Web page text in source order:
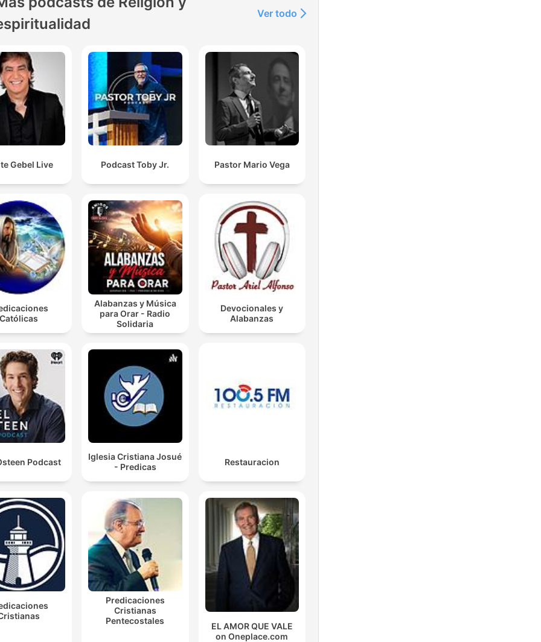
Ver todo
Gebel Live Podcast Toby Jr. Pastor Mario Vega
Alabanzas y Música
para Orar - Radio
Solidaria
Devocionales y
Alabanzas
Podcast
Iglesia Cristiana Josué
- Predicas
Restauracion
Predicaciones
Cristianas
Pentecostales
EL AMOR QUE VALE
on Oneplace.com